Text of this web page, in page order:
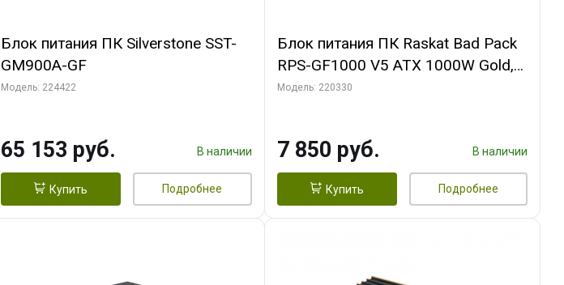
Блок питания ПК Silverstone SST-
GM900A-GF
Модель: 224422
65 153 руб. В наличии
Купить Подробнее
Блок питания ПК Raskat Bad Pack
RPS-GF1000 V5 ATX 1000W Gold,
Full Modular, Active PFC/ ERP2014
Модель: 220330
7 850 руб. В наличии
Купить Подробнее